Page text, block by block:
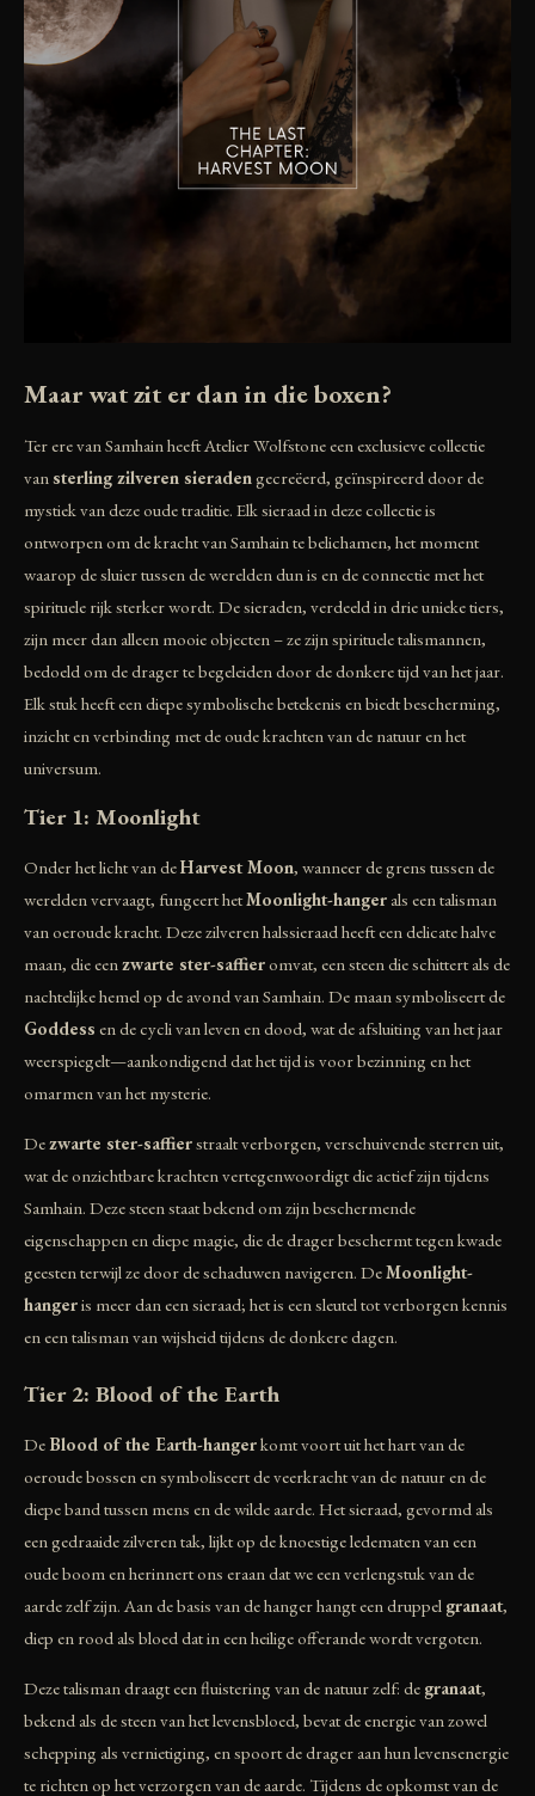
Maar wat zit er dan in die boxen?
Ter ere van Samhain heeft Atelier Wolfstone een exclusieve collectie
van sterling zilveren sieraden gecreëerd, geïnspireerd door de
mystiek van deze oude traditie. Elk sieraad in deze collectie is
ontworpen om de kracht van Samhain te belichamen, het moment
waarop de sluier tussen de werelden dun is en de connectie met het
spirituele rijk sterker wordt. De sieraden, verdeeld in drie unieke tiers,
zijn meer dan alleen mooie objecten – ze zijn spirituele talismannen,
bedoeld om de drager te begeleiden door de donkere tijd van het jaar.
Elk stuk heeft een diepe symbolische betekenis en biedt bescherming,
inzicht en verbinding met de oude krachten van de natuur en het
universum.
Tier 1: Moonlight
Onder het licht van deHarvest Moon, wanneer de grens tussen de
werelden vervaagt, fungeert hetMoonlight-hanger als een talisman
van oeroude kracht. Deze zilveren halssieraad heeft een delicate halve
maan, die een zwarte ster-saffieromvat, een steen die schittert als de
nachtelijke hemel op de avond van Samhain. De maan symboliseert de
Goddess en de cycli van leven en dood, wat de afsluiting van het jaar
weerspiegelt—aankondigend dat het tijd is voor bezinning en het
omarmen van het mysterie.
Dezwarte ster-saffierstraalt verborgen, verschuivende sterren uit,
wat de onzichtbare krachten vertegenwoordigt die actief zijn tijdens
Samhain. Deze steen staat bekend om zijn beschermende
eigenschappen en diepe magie, die de drager beschermt tegen kwade
geesten terwijl ze door de schaduwen navigeren. DeMoonlight-
hangeris meer dan een sieraad; het is een sleutel tot verborgen kennis
en een talisman van wijsheid tijdens de donkere dagen.
Tier 2: Blood of the Earth
De Blood of the Earth-hangerkomt voort uit het hart van de
oeroude bossen en symboliseert de veerkracht van de natuur en de
diepe band tussen mens en de wilde aarde. Het sieraad, gevormd als
een gedraaide zilveren tak, lijkt op de knoestige ledematen van een
oude boom en herinnert ons eraan dat we een verlengstuk van de
aarde zelf zijn. Aan de basis van de hanger hangt een druppel granaat,
diep en rood als bloed dat in een heilige offerande wordt vergoten.
Deze talisman draagt een fluistering van de natuur zelf: de granaat,
bekend als de steen van het levensbloed, bevat de energie van zowel
schepping als vernietiging, en spoort de drager aan hun levensenergie
te richten op het verzorgen van de aarde. Tijdens de opkomst van de